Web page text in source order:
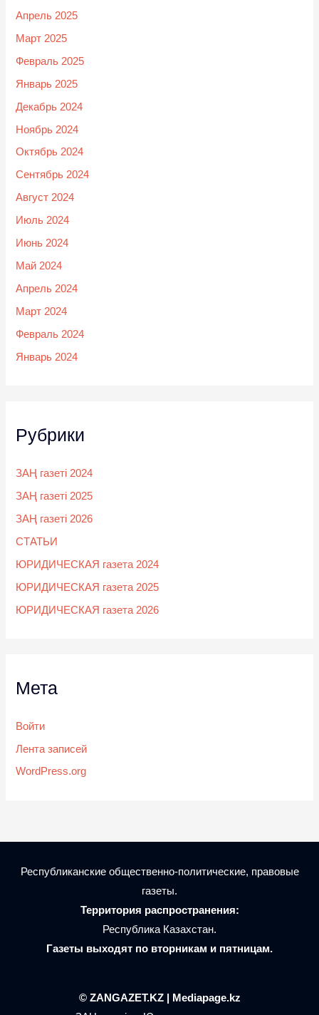
Апрель 2025
Март 2025
Февраль 2025
Январь 2025
Декабрь 2024
Ноябрь 2024
Октябрь 2024
Сентябрь 2024
Август 2024
Июль 2024
Июнь 2024
Май 2024
Апрель 2024
Март 2024
Февраль 2024
Январь 2024
Рубрики
ЗАҢ газеті 2024
ЗАҢ газеті 2025
ЗАҢ газеті 2026
СТАТЬИ
ЮРИДИЧЕСКАЯ газета 2024
ЮРИДИЧЕСКАЯ газета 2025
ЮРИДИЧЕСКАЯ газета 2026
Мета
Войти
Лента записей
WordPress.org
Республиканские общественно-политические, правовые
газеты.
Территория распространения:
Республика Казахстан.
Газеты выходят по вторникам и пятницам.
© ZANGAZET.KZ | Mediapage.kz